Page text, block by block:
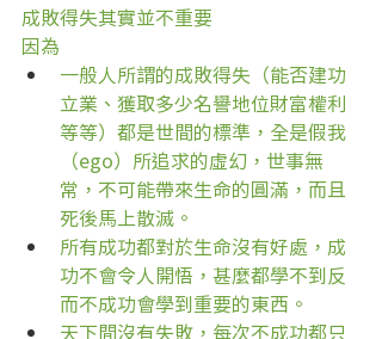
成敗得失其實並不重要
因為
一般人所謂的成敗得失（能否建功
立業、獲取多少名譽地位財富權利
等等）都是世間的標準，全是假我
（ego）所追求的虛幻，世事無
常，不可能帶來生命的圓滿，而且
死後馬上散滅。
所有成功都對於生命沒有好處，成
功不會令人開悟，甚麼都學不到反
而不成功會學到重要的東西。
天下間沒有失敗，每次不成功都只